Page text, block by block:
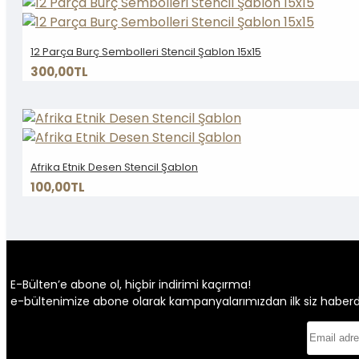
12 Parça Burç Sembolleri Stencil Şablon 15x15
300,00TL
Afrika Etnik Desen Stencil Şablon
100,00TL
E-Bülten’e abone ol, hiçbir indirimi kaçırma!
e-bültenimize abone olarak kampanyalarımızdan ilk siz